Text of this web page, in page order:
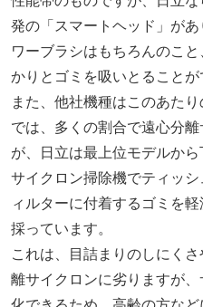
発の「スマートヘッド」が
ワーブラシはもちろんのこ
かりとゴミを吸いとることが
また、他社機種はこのあた
では、多くの割合で遠心分
が、日立は最上位モデルか
サイクロン掃除機でティッ
ィルターに付着するゴミを
採っています。
これは、目詰まりのしにく
離サイクロンに劣りますが